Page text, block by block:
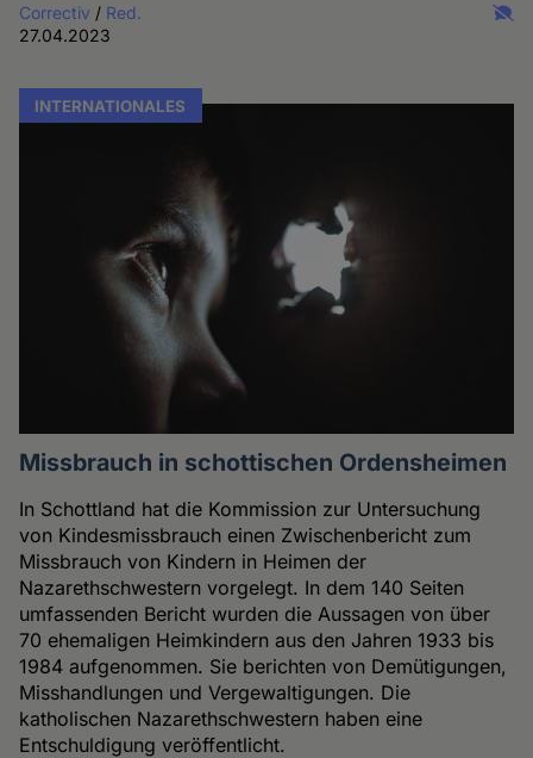
Correctiv / Red.
27.04.2023
INTERNATIONALES
Missbrauch in schottischen Ordensheimen
In Schottland hat die Kommission zur Untersuchung
von Kindesmissbrauch einen Zwischenbericht zum
Missbrauch von Kindern in Heimen der
Nazarethschwestern vorgelegt. In dem 140 Seiten
umfassenden Bericht wurden die Aussagen von über
70 ehemaligen Heimkindern aus den Jahren 1933 bis
1984 aufgenommen. Sie berichten von Demütigungen,
Misshandlungen und Vergewaltigungen. Die
katholischen Nazarethschwestern haben eine
Entschuldigung veröffentlicht.